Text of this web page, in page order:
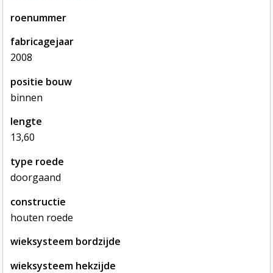
roenummer
fabricagejaar
2008
positie bouw
binnen
lengte
13,60
type roede
doorgaand
constructie
houten roede
wieksysteem bordzijde
wieksysteem hekzijde